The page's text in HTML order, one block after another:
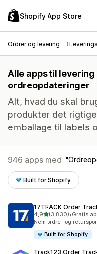
Shopify App Store
Ordrer og levering
Alle apps til
ordreopdateringer
Alt, hvad du skal
produkter det
emballage til labels
946 apps med
Built for Shopify
17TRACK Order
4,9ud af 5 stjerner
(3.830)
3830 anmeldelser i alt
•Gratis
Nem ordre- og
Built for Shopify
Track123 Order